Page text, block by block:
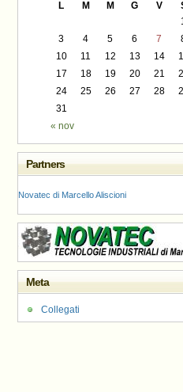
L M M G V
« nov
3
4 5 6 7
10
11 12 13 14
17
18 19 20 21
24
25 26 27 28
31
Partners
Novatec di Marcello Aliscioni
Meta
Collegati